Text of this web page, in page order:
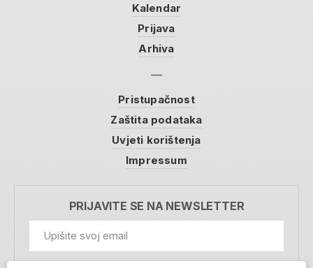
Kalendar
Prijava
Arhiva
Pristupačnost
Zaštita podataka
Uvjeti korištenja
Impressum
PRIJAVITE SE NA NEWSLETTER